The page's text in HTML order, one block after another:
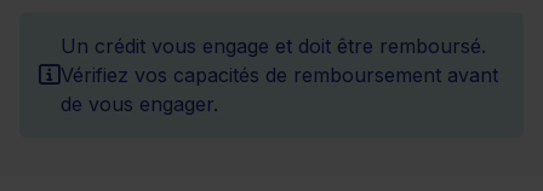
Un crédit vous engage et doit être remboursé.
Vérifiez vos capacités de remboursement avant
de vous engager.